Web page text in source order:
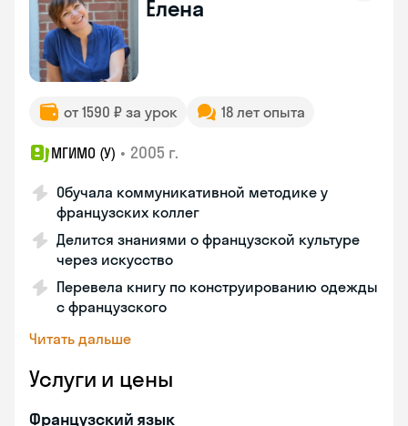
Елена
от 1590 ₽ за урок 18 лет опыта
МГИМО (У) • 2005 г.
Обучала коммуникативной методике у
французских коллег
Делится знаниями о французской культуре
через искусство
Перевела книгу по конструированию одежды
с французского
Читать дальше
Услуги и цены
Французский язык